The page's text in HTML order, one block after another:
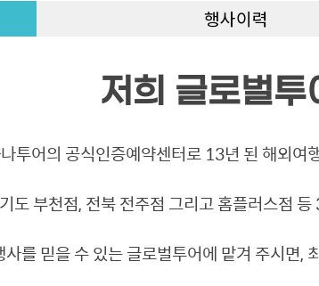
행사이력
저희 글로벌투
투어의 공식인증예약센터로 13년 된 해외여
도 부천점, 전북 전주점 그리고 홈플러스점
를 믿을 수 있는 글로벌투어에 맡겨 주시면,